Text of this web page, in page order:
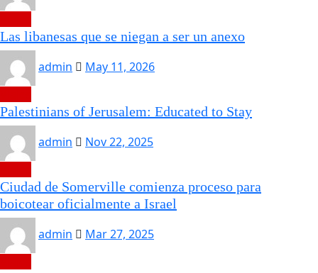
Las libanesas que se niegan a ser un anexo
admin
May 11, 2026
Palestinians of Jerusalem: Educated to Stay
admin
Nov 22, 2025
Ciudad de Somerville comienza proceso para
boicotear oficialmente a Israel
admin
Mar 27, 2025